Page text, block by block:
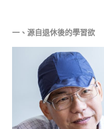
一、源自退休後的學習欲